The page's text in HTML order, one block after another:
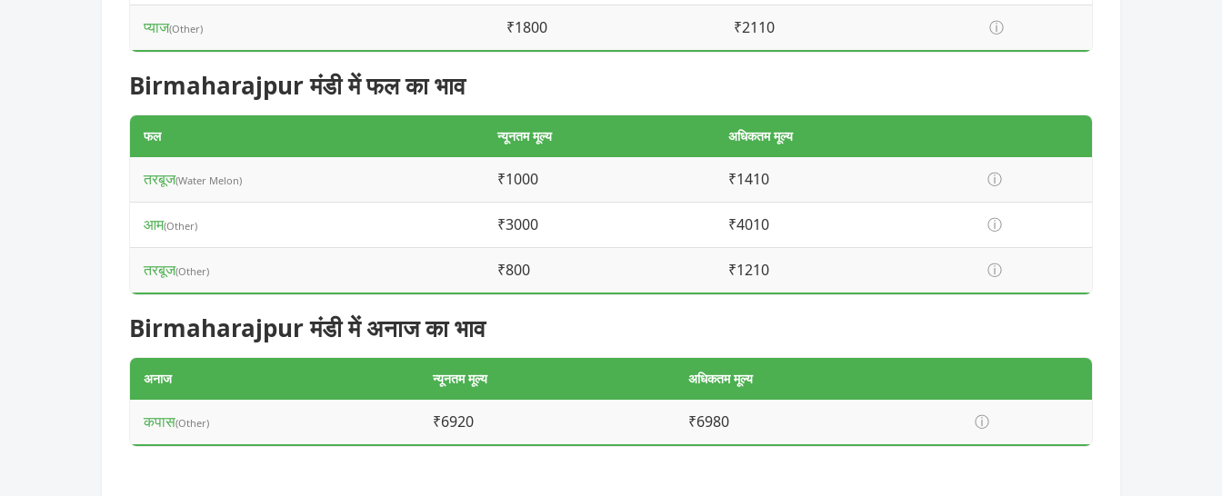
प्याज(Other) ₹1800 ₹2110 ⓘ
Birmaharajpur मंडी में फल का भाव
फल न्यूनतम मूल्य अधिकतम मूल्य
तरबूज(Water Melon) ₹1000 ₹1410 ⓘ
आम(Other) ₹3000 ₹4010 ⓘ
तरबूज(Other) ₹800 ₹1210 ⓘ
Birmaharajpur मंडी में अनाज का भाव
अनाज न्यूनतम मूल्य अधिकतम मूल्य
कपास(Other) ₹6920 ₹6980 ⓘ